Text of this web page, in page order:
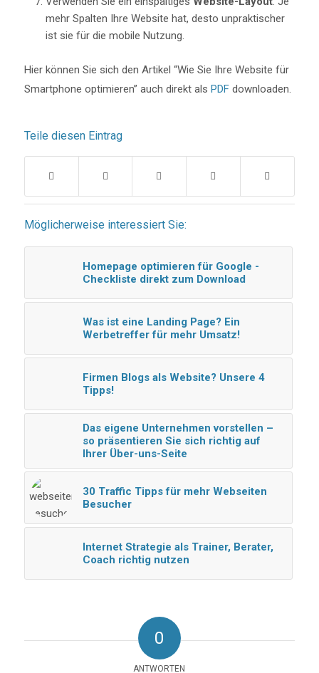
mehr Spalten Ihre Website hat, desto unpraktischer
ist sie für die mobile Nutzung.
Hier können Sie sich den Artikel “Wie Sie Ihre Website für
Smartphone optimieren” auch direkt als PDFdownloaden.
Teile diesen Eintrag
Möglicherweise interessiert Sie:
Homepage optimieren für Google -
Checkliste direkt zum Download
Was ist eine Landing Page? Ein
Werbetreffer für mehr Umsatz!
Firmen Blogs als Website? Unsere 4
Tipps!
Das eigene Unternehmen vorstellen –
so präsentieren Sie sich richtig auf
Ihrer Über-uns-Seite
30 Traffic Tipps für mehr Webseiten
Besucher
Internet Strategie als Trainer, Berater,
Coach richtig nutzen
0
ANTWORTEN